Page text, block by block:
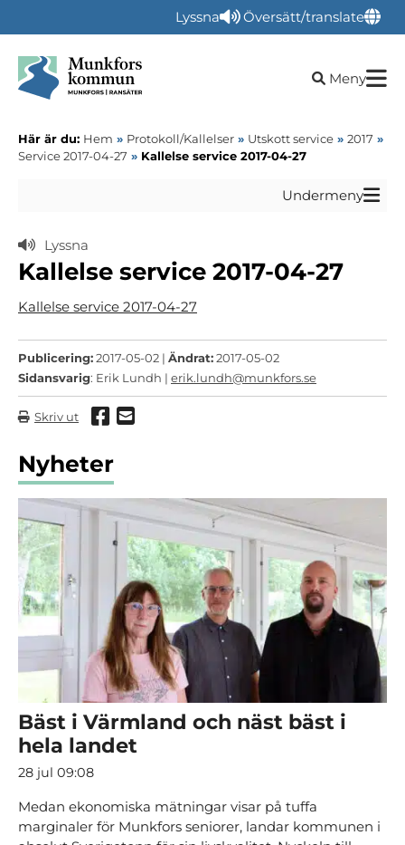
Lyssna Översätt/translate
Öppna
Meny
Här är du: Hem » Protokoll/Kallelser » Utskott service » 2017 »
Service 2017-04-27 » Kallelse service 2017-04-27
Undermeny
Lyssna
Kallelse service 2017-04-27
Kallelse service 2017-04-27
Publicering:2017-05-02 | Ändrat:2017-05-02
Sidansvarig: Erik Lundh | erik.lundh@munkfors.se
Skriv ut Dela via Facebook
Dela via mail
Nyheter
Bäst i Värmland och näst bäst i
hela landet
28 jul 09:08
Medan ekonomiska mätningar visar på tuffa
marginaler för Munkfors seniorer, landar kommunen i